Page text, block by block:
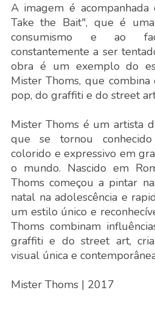
A imagem é
Take the Bait", que é
consumismo e ao
constantemente a ser
obra é um exemplo do
Mister Thoms, que
pop, do graffiti e do street
Mister Thoms é um artista
que se tornou
colorido e expressivo em
o mundo. Nascido em
Thoms começou a pintar
natal na adolescência e
um estilo único e
Thoms combinam
graffiti e do street art,
visual única e
Mister Thoms| 2017